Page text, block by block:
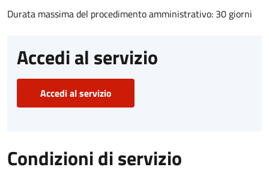
Durata massima del procedimento amministrativo: 30 giorni
Accedi al servizio
Accedi al servizio
Condizioni di servizio